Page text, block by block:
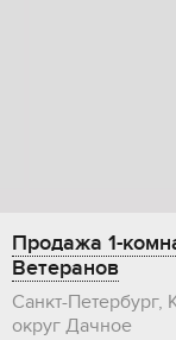
Продажа 1-
Ветеранов
Санкт-
округ Дачное